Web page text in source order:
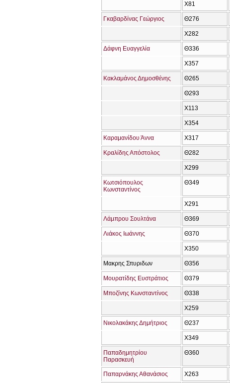
Χ81
Γκαβαρδίνας Γεώργιος Θ276
Χ282
Δάφνη Ευαγγελία Θ336
Χ357
Κακλαμάνος Δημοσθένης Θ265
Θ293
Χ113
Χ354
Καραμανίδου Άννα Χ317
Κραλίδης Απόστολος Θ282
Χ299
Κωτσιόπουλος
Κωνσταντίνος
Θ349
Χ291
Λάμπρου Σουλτάνα Θ369
Λιάκος Ιωάννης Θ370
Χ350
Μακρης Σπυριδων Θ356
Μουρατίδης Ευστράτιος Θ379
Μποζίνης Κωνσταντίνος Θ338
Χ259
Νικολακάκης Δημήτριος Θ237
Χ349
Παπαδημητρίου
Παρασκευή
Θ360
Παπαρνάκης Αθανάσιος Χ263